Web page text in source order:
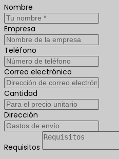
Nombre
Empresa
Teléfono
Correo electrónico
Cantidad
Dirección
Requisitos